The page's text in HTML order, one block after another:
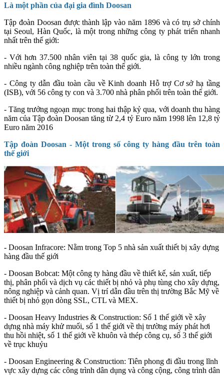
Là một phần của đại gia đình Doosan
Tập đoàn Doosan được thành lập vào năm 1896 và có trụ sở chính
tại Seoul, Hàn Quốc, là một trong những công ty phát triển nhanh
nhất trên thế giới:
- Với hơn 37.500 nhân viên tại 38 quốc gia, là công ty lớn trong
nhiều ngành công nghiệp trên toàn thế giới.
- Công ty dẫn đầu toàn cầu về Kinh doanh Hỗ trợ Cơ sở hạ tầng
(ISB), với 56 công ty con và 3.700 nhà phân phối trên toàn thế giới.
- Tăng trưởng ngoạn mục trong hai thập kỷ qua, với doanh thu hàng
năm của Tập đoàn Doosan tăng từ 2,4 tỷ Euro năm 1998 lên 12,8 tỷ
Euro năm 2016
Tập đoàn Doosan - Một trong số công ty hàng đầu trên toàn
thế giới
- Doosan Infracore: Nằm trong Top 5 nhà sản xuất thiết bị xây dựng
hàng đầu thế giới
- Doosan Bobcat: Một công ty hàng đầu về thiết kế, sản xuất, tiếp
thị, phân phối và dịch vụ các thiết bị nhỏ và phụ tùng cho xây dựng,
nông nghiệp và cảnh quan. Vị trí dẫn đầu trên thị trường Bắc Mỹ về
thiết bị nhỏ gọn dòng SSL, CTL và MEX.
- Doosan Heavy Industries & Construction: Số 1 thế giới về xây
dựng nhà máy khử muối, số 1 thế giới về thị trường máy phát hơi
thu hồi nhiệt, số 1 thế giới về khuôn và thép công cụ, số 3 thế giới
về trục khuỷu
- Doosan Engineering & Construction: Tiên phong đi đầu trong lĩnh
vực xây dựng các công trình dân dụng và công cộng, công trình dân